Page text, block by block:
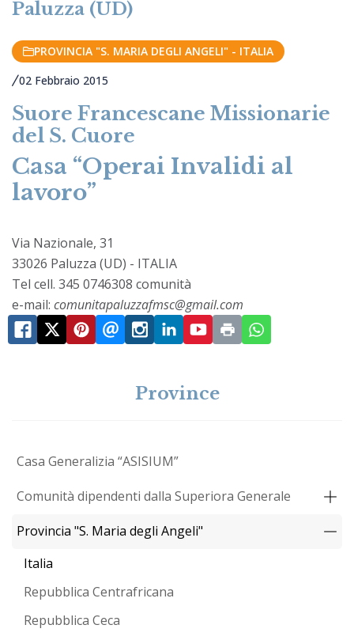
Paluzza (UD)
PROVINCIA "S. MARIA DEGLI ANGELI" - ITALIA
02 Febbraio 2015
Suore Francescane Missionarie
del S. Cuore
Casa “Operai Invalidi al
lavoro”
Via Nazionale, 31
33026 Paluzza (UD) - ITALIA
Tel cell. 345 0746308 comunità
e-mail: comunitapaluzzafmsc@gmail.com
Province
Casa Generalizia “ASISIUM”
Comunità dipendenti dalla Superiora Generale
Provincia "S. Maria degli Angeli"
Italia
Repubblica Centrafricana
Repubblica Ceca